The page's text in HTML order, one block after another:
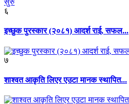
६
इच्छुक पुरस्कार (२०८१) आदर्श राई, सफल...
७
शाश्वत आकृति लिएर एउटा मानक स्थापित...